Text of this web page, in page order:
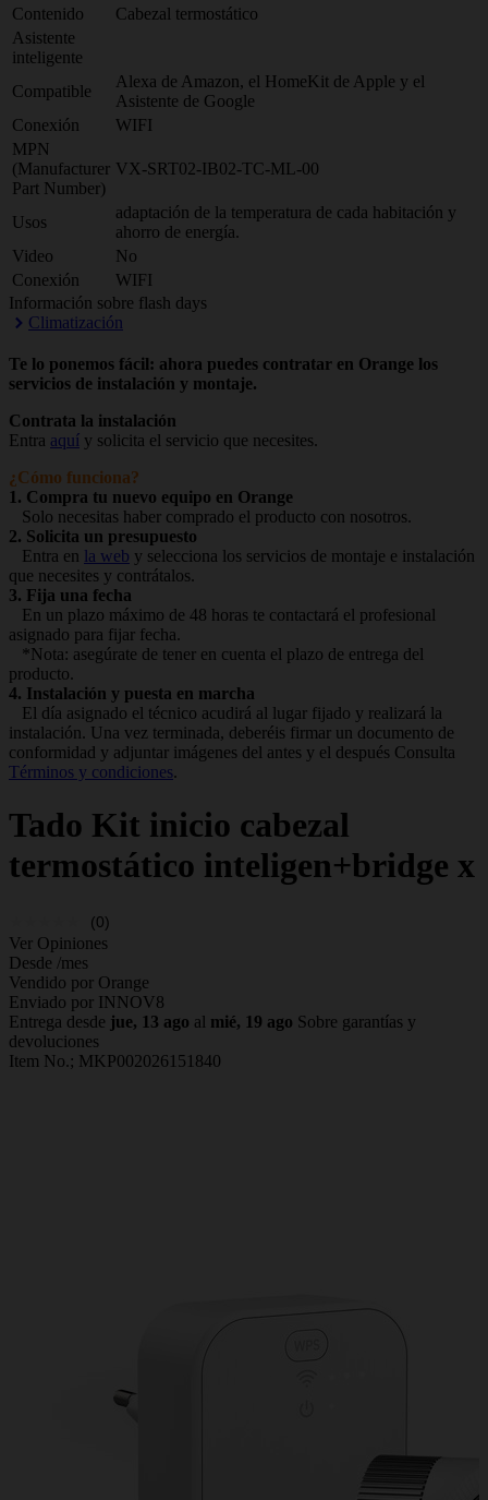
Contenido
Cabezal termostático
Asistente
inteligente
Compatible
Alexa de Amazon, el HomeKit de Apple y el
Asistente de Google
Conexión
WIFI
MPN
(Manufacturer
Part Number)
VX-SRT02-IB02-TC-ML-00
Usos
adaptación de la temperatura de cada habitación y
ahorro de energía.
Video
No
Conexión
WIFI
Información sobre flash days
Climatización
Te lo ponemos fácil: ahora puedes contratar en Orange los
servicios de instalación y montaje.
Contrata la instalación
Entra aquí y solicita el servicio que necesites.
¿Cómo funciona?
1. Compra tu nuevo equipo en Orange
Solo necesitas haber comprado el producto con nosotros.
2. Solicita un presupuesto
Entra en la web y selecciona los servicios de montaje e instalación
que necesites y contrátalos.
3. Fija una fecha
En un plazo máximo de 48 horas te contactará el profesional
asignado para fijar fecha.
*Nota: asegúrate de tener en cuenta el plazo de entrega del
producto.
4. Instalación y puesta en marcha
El día asignado el técnico acudirá al lugar fijado y realizará la
instalación. Una vez terminada, deberéis firmar un documento de
conformidad y adjuntar imágenes del antes y el después Consulta
Términos y condiciones.
Tado Kit inicio cabezal
termostático inteligen+bridge x
(0)
Ver Opiniones
Desde /mes
Vendido por Orange
Enviado por INNOV8
Entrega desde jue, 13 ago al mié, 19 ago Sobre garantías y
devoluciones
Item No.; MKP002026151840